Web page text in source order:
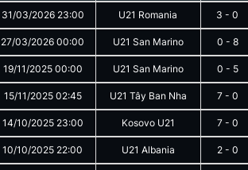
31/03/2026 23:00 U21 Romania 3 -0
27/03/2026 00:00 U21 San Marino 0 - 8
19/11/2025 00:00 U21 San Marino 0 - 5
15/11/2025 02:45 U21 Tây Ban Nha 7- 0
14/10/2025 23:00 Kosovo U21 7- 0
10/10/2025 22:00 U21 Albania 2- 0